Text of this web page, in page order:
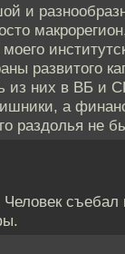
и
развитого
из них в ВБ и
а
раздолья не
Человек